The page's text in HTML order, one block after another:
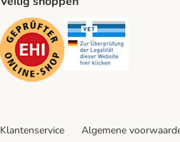
Security
Klantenservice Algemene